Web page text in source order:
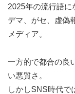
2025年の流行語に
デマ、がセ、虚偽
メディア。
一方的で都合の良
い悪質さ。
しかしSNS時代で